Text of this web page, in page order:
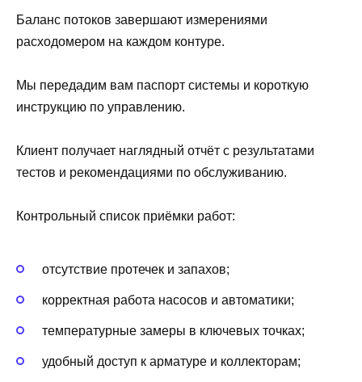
Баланс потоков завершают измерениями
расходомером на каждом контуре.
Мы передадим вам паспорт системы и короткую
инструкцию по управлению.
Клиент получает наглядный отчёт с результатами
тестов и рекомендациями по обслуживанию.
Контрольный список приёмки работ:
отсутствие протечек и запахов;
корректная работа насосов и автоматики;
температурные замеры в ключевых точках;
удобный доступ к арматуре и коллекторам;